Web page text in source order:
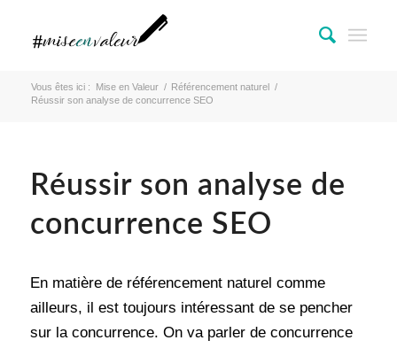
Vous êtes ici : Mise en Valeur / Référencement naturel /
Réussir son analyse de concurrence SEO
Réussir son analyse de
concurrence SEO
En matière de référencement naturel comme
ailleurs, il est toujours intéressant de se pencher
sur la concurrence. On va parler de concurrence